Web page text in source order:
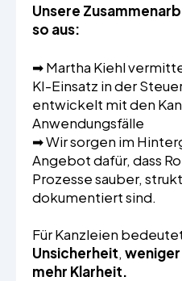
Unsere
so aus:
➡ Martha Kiehl
KI-Einsatz in der
entwickelt mit den
Anwendungsfälle
➡ Wir sorgen im
Angebot dafür, dass
Prozesse sauber,
dokumentiert sind.
Für Kanzleien
Unsicherheit,
mehr Klarheit.